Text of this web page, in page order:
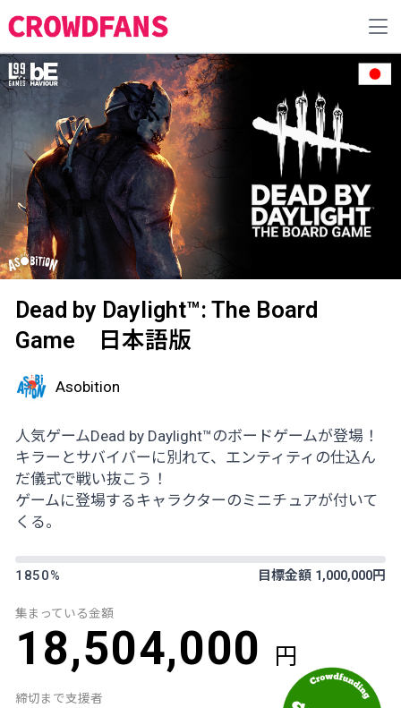
Dead by Daylight™: The Board
Game 日本語版
Asobition
人気ゲームDead by Daylight™のボードゲームが登場！
キラーとサバイバーに別れて、エンティティの仕込ん
だ儀式で戦い抜こう！
ゲームに登場するキャラクターのミニチュアが付いて
くる。
1850% 目標金額 1,000,000円
集まっている金額
18,504,000 円
締切まで支援者